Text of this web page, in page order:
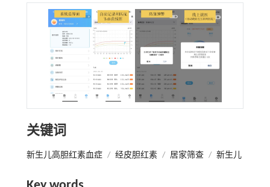
关键词
新生儿高胆红素血症 / 经皮胆红素 / 居家筛查 / 新生儿